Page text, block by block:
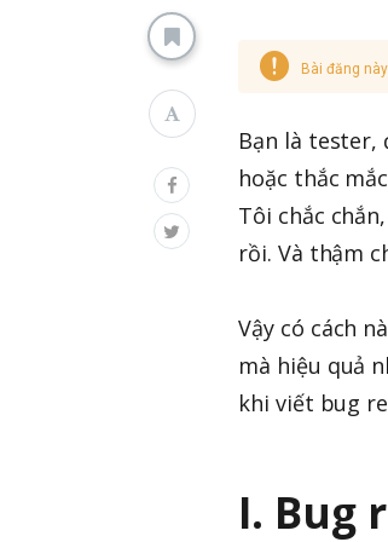
Bài đăng
Bạn là tester,
hoặc thắc
Tôi chắc
rồi. Và thậm
Vậy có cách
mà hiệu quả
khi viết bug
I. Bug